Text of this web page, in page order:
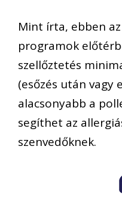
Mint írta, ebben
programok
szellőztetés
(esőzés után vagy
alacsonyabb a
segíthet az
szenvedőknek.